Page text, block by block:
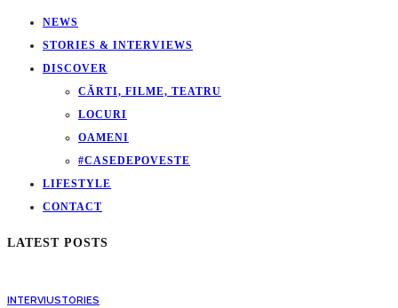
NEWS
STORIES & INTERVIEWS
DISCOVER
CĂRTI, FILME, TEATRU
LOCURI
OAMENI
#CASEDEPOVESTE
LIFESTYLE
CONTACT
LATEST POSTS
INTERVIUSTORIES